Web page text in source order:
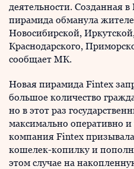
деятельности. Созданная
пирамида обманула
Новосибирской,
Краснодарского,
сообщает МК.
Новая пирамида Fintex
большое количество
но в этот раз
максимально оперативно
компания Fintex
кошелек-копилку и
этом случае на